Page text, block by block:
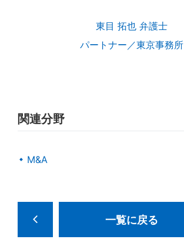
東目 拓也 弁護士
パートナー／東京事務所
関連分野
M&A
一覧に戻る